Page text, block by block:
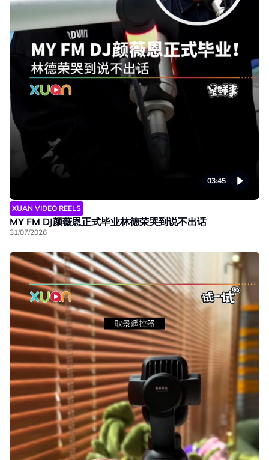
03:45
XUAN VIDEO REELS
MY FM DJ颜薇恩正式毕业林德荣哭到说不出话
31/07/2026